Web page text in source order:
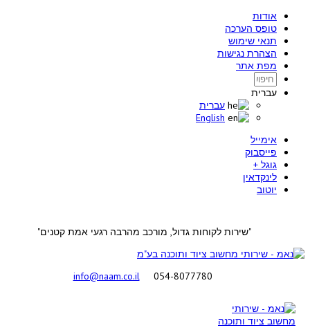
אודות
טופס הערכה
תנאי שימוש
הצהרת נגישות
מפת אתר
עברית
עברית
English
אימייל
פייסבוק
גוגל +
לינקדאין
יוטוב
"שירות לקוחות גדול, מורכב מהרבה רגעי אמת קטנים"
054-8077780
info@naam.co.il